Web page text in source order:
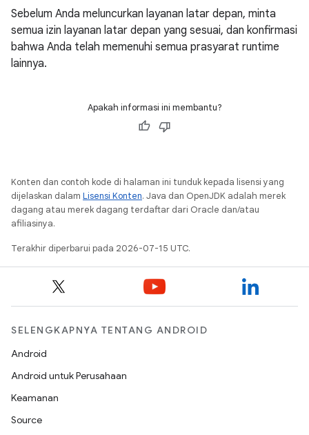
Sebelum Anda meluncurkan layanan latar depan, minta
semua izin layanan latar depan yang sesuai, dan konfirmasi
bahwa Anda telah memenuhi semua prasyarat runtime
lainnya.
Apakah informasi ini membantu?
Konten dan contoh kode di halaman ini tunduk kepada lisensi yang
dijelaskan dalam Lisensi Konten. Java dan OpenJDK adalah merek
dagang atau merek dagang terdaftar dari Oracle dan/atau
afiliasinya.
Terakhir diperbarui pada 2026-07-15 UTC.
SELENGKAPNYA TENTANG ANDROID
Android
Android untuk Perusahaan
Keamanan
Source